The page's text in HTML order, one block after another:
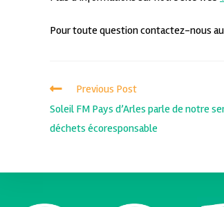
Pour toute question contactez-nous au
Previous Post
Soleil FM Pays d’Arles parle de notre
déchets écoresponsable